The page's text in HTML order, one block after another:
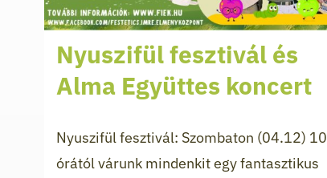
Nyuszifül fesztivál és
Alma Együttes koncert
Nyuszifül fesztivál: Szombaton (04.12) 10
órától várunk mindenkit egy fantasztikus